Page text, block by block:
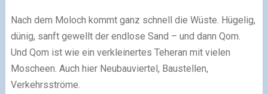
Nach dem Moloch kommt ganz schnell die Wüste. Hügelig,
dünig, sanft gewellt der endlose Sand – und dann Qom.
Und Qom ist wie ein verkleinertes Teheran mit vielen
Moscheen. Auch hier Neubauviertel, Baustellen,
Verkehrsströme.